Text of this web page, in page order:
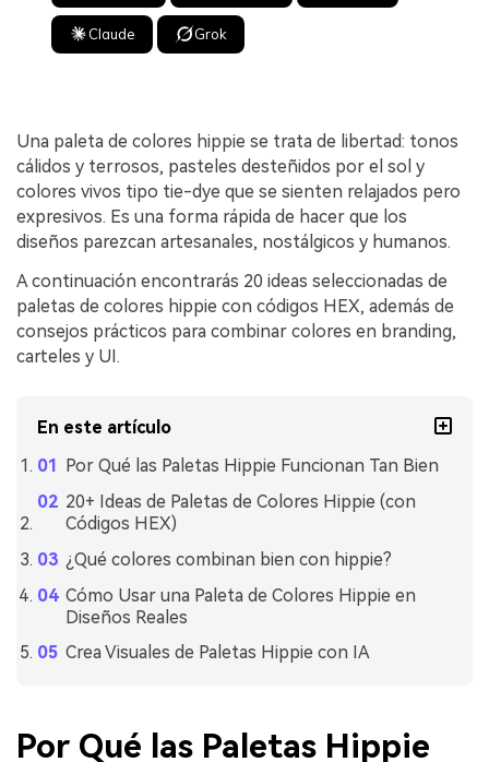
Claude Grok
Una paleta de colores hippie se trata de libertad: tonos
cálidos y terrosos, pasteles desteñidos por el sol y
colores vivos tipo tie-dye que se sienten relajados pero
expresivos. Es una forma rápida de hacer que los
diseños parezcan artesanales, nostálgicos y humanos.
A continuación encontrarás 20 ideas seleccionadas de
paletas de colores hippie con códigos HEX, además de
consejos prácticos para combinar colores en branding,
carteles y UI.
En este artículo
Por Qué las Paletas Hippie Funcionan Tan Bien
20+ Ideas de Paletas de Colores Hippie (con
Códigos HEX)
¿Qué colores combinan bien con hippie?
Cómo Usar una Paleta de Colores Hippie en
Diseños Reales
Crea Visuales de Paletas Hippie con IA
Por Qué las Paletas Hippie